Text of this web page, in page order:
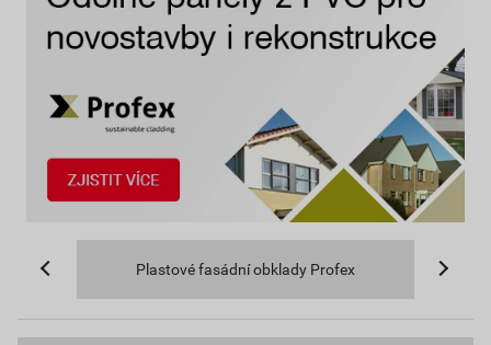
Plastové fasádní obklady Profex